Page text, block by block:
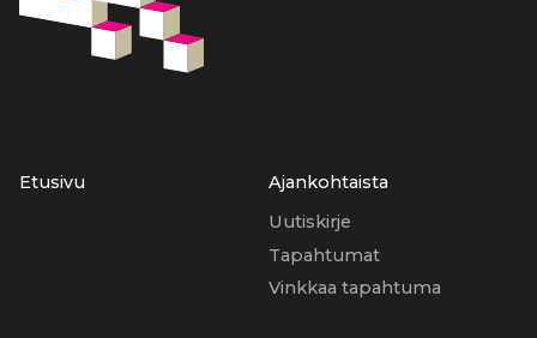
Etusivu
Ajankohtaista
Uutiskirje
Tapahtumat
Vinkkaa tapahtuma